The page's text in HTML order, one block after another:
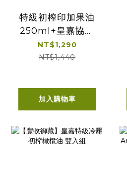
特級初榨印加果油
250ml+皇嘉協萃
雙韻冷壓初榨橄欖
100ml*2
NT$1,290
NT$1,440
加入購物車